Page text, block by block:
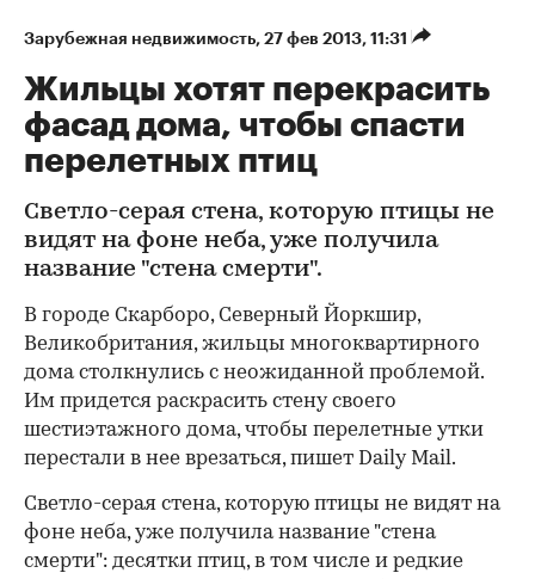
Зарубежная недвижимость⁠, 27 фев 2013, 11:31
Жильцы хотят перекрасить
фасад дома, чтобы спасти
перелетных птиц
Светло-серая стена, которую птицы не
видят на фоне неба, уже получила
название "стена смерти".
В городе Скарборо, Северный Йоркшир,
Великобритания, жильцы многоквартирного
дома столкнулись с неожиданной проблемой.
Им придется раскрасить стену своего
шестиэтажного дома, чтобы перелетные утки
перестали в нее врезаться, пишет Daily Mail.
Светло-серая стена, которую птицы не видят на
фоне неба, уже получила название "стена
смерти": десятки птиц, в том числе и редкие